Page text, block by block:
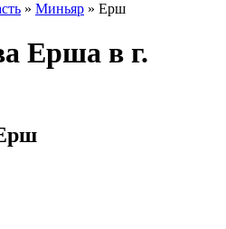
» Миньяр » Ерш
Ерша в г.